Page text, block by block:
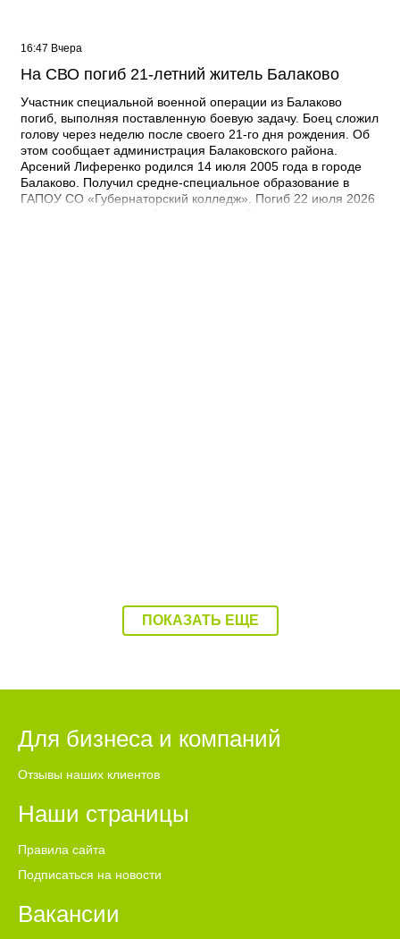
16:47 Вчера
На СВО погиб 21-летний житель Балаково
Участник специальной военной операции из Балаково
погиб, выполняя поставленную боевую задачу. Боец сложил
голову через неделю после своего 21-го дня рождения. Об
этом сообщает администрация Балаковского района.
Арсений Лиференко родился 14 июля 2005 года в городе
Балаково. Получил средне-специальное образование в
ГАПОУ СО «Губернаторский колледж». Погиб 22 июля 2026
ПОКАЗАТЬ ЕЩЕ
Для бизнеса и компаний
Отзывы наших клиентов
Наши страницы
Правила сайта
Подписаться на новости
Вакансии